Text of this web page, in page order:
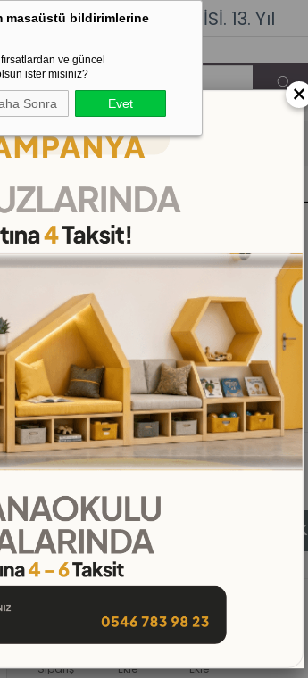
masaüstü bildirimlerine
ve güncel
ister misiniz?
Sonra Evet
% 100İADEGARANTİSİ. 13. Yıl
Tahterevalli Çok Satanlar
Sünger Oyun Grubu
(KMS207)
%
5
İNDIRIM
₺64.999,00 (KDV Dahil)
₺61.500,00 (KDV Dahil)
₺6.833,33 `den başlayan taksitlerle
Sipariş Ekle Ekle
×